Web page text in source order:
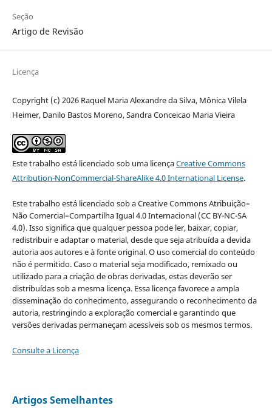
Seção
Artigo de Revisão
Licença
Copyright (c) 2026 Raquel Maria Alexandre da Silva, Mônica Vilela
Heimer, Danilo Bastos Moreno, Sandra Conceicao Maria Vieira
Este trabalho está licenciado sob uma licençaCreative Commons
Attribution-NonCommercial-ShareAlike 4.0 International License.
Este trabalho está licenciado sob a Creative Commons Atribuição–
Não Comercial–Compartilha Igual 4.0 Internacional (CC BY-NC-SA
4.0). Isso significa que qualquer pessoa pode ler, baixar, copiar,
redistribuir e adaptar o material, desde que seja atribuída a devida
autoria aos autores e à fonte original. O uso comercial do conteúdo
não é permitido. Caso o material seja modificado, remixado ou
utilizado para a criação de obras derivadas, estas deverão ser
distribuídas sob a mesma licença. Essa licença favorece a ampla
disseminação do conhecimento, assegurando o reconhecimento da
autoria, restringindo a exploração comercial e garantindo que
versões derivadas permaneçam acessíveis sob os mesmos termos.
Consulte a Licença
Artigos Semelhantes